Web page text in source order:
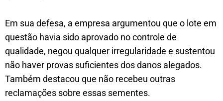
Em sua defesa, a empresa argumentou que o lote em
questão havia sido aprovado no controle de
qualidade, negou qualquer irregularidade e sustentou
não haver provas suficientes dos danos alegados.
Também destacou que não recebeu outras
reclamações sobre essas sementes.